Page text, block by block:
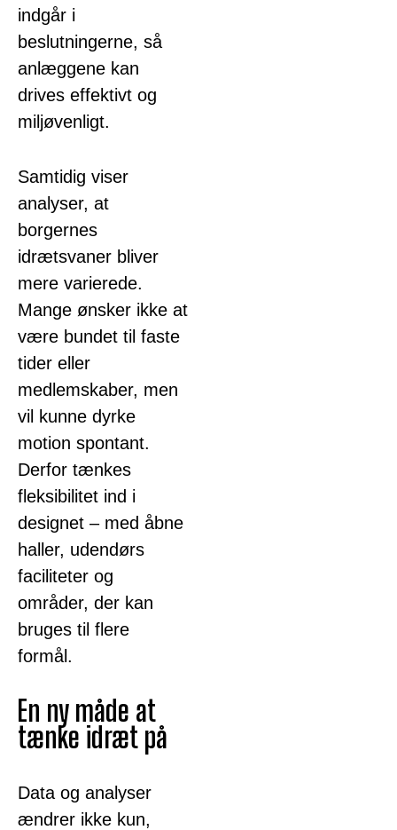
indgår i
beslutningerne, så
anlæggene kan
drives effektivt og
miljøvenligt.
Samtidig viser
analyser, at
borgernes
idrætsvaner bliver
mere varierede.
Mange ønsker ikke at
være bundet til faste
tider eller
medlemskaber, men
vil kunne dyrke
motion spontant.
Derfor tænkes
fleksibilitet ind i
designet – med åbne
haller, udendørs
faciliteter og
områder, der kan
bruges til flere
formål.
En ny måde at
tænke idræt på
Data og analyser
ændrer ikke kun,